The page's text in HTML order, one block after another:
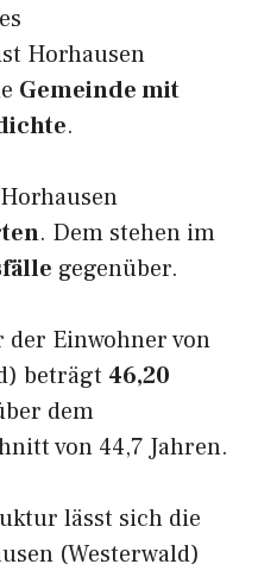
Horhausen
Gemeinde mit
.
. Dem stehen im
gegenüber.
Einwohner von
beträgt 46,20
dem
von 44,7 Jahren.
lässt sich die
(Westerwald)